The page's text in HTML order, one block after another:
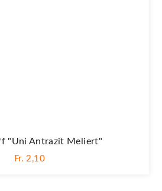
"Uni Antrazit Meliert"
Fr. 2,10